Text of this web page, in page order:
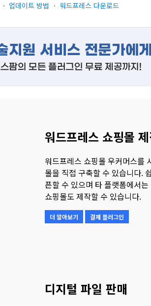
ㆍ 업데이트 방법 ㆍ 워드프레스 다운로드
워드프레스 쇼핑몰
워드프레스 쇼핑몰 우커머스를
몰을 직접 구축할 수 있습니다.
픈할 수 있으며 타 플랫폼에서
쇼핑몰도 제작할 수 있습니다.
더 알아보기 결제 플러그인
디지털 파일 판매